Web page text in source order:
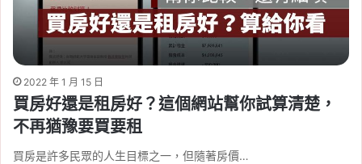
2022 年 1 月 15 日
買房好還是租房好？這個網站幫你試算清楚，
不再猶豫要買要租
買房是許多民眾的人生目標之一，但隨著房價…